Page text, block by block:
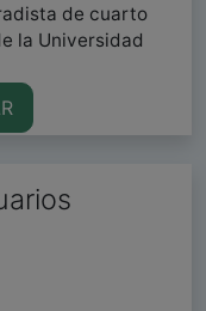
de cuarto
la Universidad